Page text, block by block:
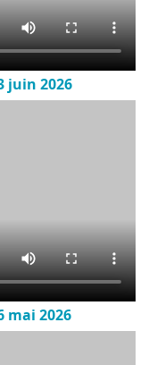
juin 2026
mai 2026